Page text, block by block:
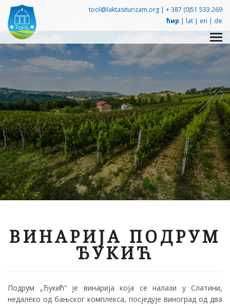
tool@laktasiturizam.org | + 387 (0)51 533 269
ћир | lat | en | de
ВИНАРИЈА ПОДРУМ
ЂУКИЋ
Подрум „Ђукић“ је винарија која се налази у Слатини,
недалеко од бањског комплекса, посједује виноград од два